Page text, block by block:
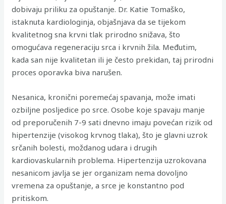
dobivaju priliku za opuštanje. Dr. Katie Tomaško,
istaknuta kardiologinja, objašnjava da se tijekom
kvalitetnog sna krvni tlak prirodno snižava, što
omogućava regeneraciju srca i krvnih žila. Međutim,
kada san nije kvalitetan ili je često prekidan, taj prirodni
proces oporavka biva narušen.
Nesanica, kronični poremećaj spavanja, može imati
ozbiljne posljedice po srce. Osobe koje spavaju manje
od preporučenih 7-9 sati dnevno imaju povećan rizik od
hipertenzije (visokog krvnog tlaka), što je glavni uzrok
srčanih bolesti, moždanog udara i drugih
kardiovaskularnih problema. Hipertenzija uzrokovana
nesanicom javlja se jer organizam nema dovoljno
vremena za opuštanje, a srce je konstantno pod
pritiskom.